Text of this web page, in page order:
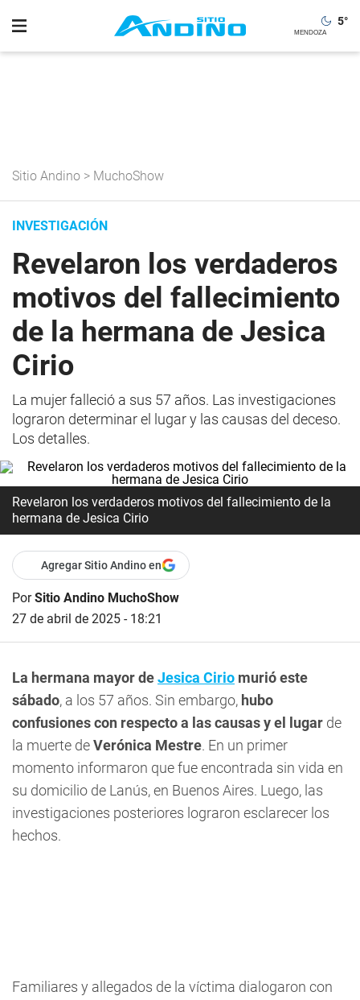
5°
Sitio Andino > MuchoShow
INVESTIGACIÓN
Revelaron los verdaderos
motivos del fallecimiento
de la hermana de Jesica
Cirio
La mujer falleció a sus 57 años. Las investigaciones
lograron determinar el lugar y las causas del deceso.
Los detalles.
Revelaron los verdaderos motivos del fallecimiento de la
hermana de Jesica Cirio
Agregar Sitio Andino en
PorSitio Andino MuchoShow
27 de abril de 2025 - 18:21
La hermana mayor deJesica Cirio murió este
sábado, a los 57 años. Sin embargo, hubo
confusiones con respecto a las causas y el lugar de
la muerte deVerónica Mestre. En un primer
momento informaron que fue encontrada sin vida en
su domicilio de Lanús, en Buenos Aires. Luego, las
investigaciones posteriores lograron esclarecer los
hechos.
Familiares y allegados de la víctima dialogaron con